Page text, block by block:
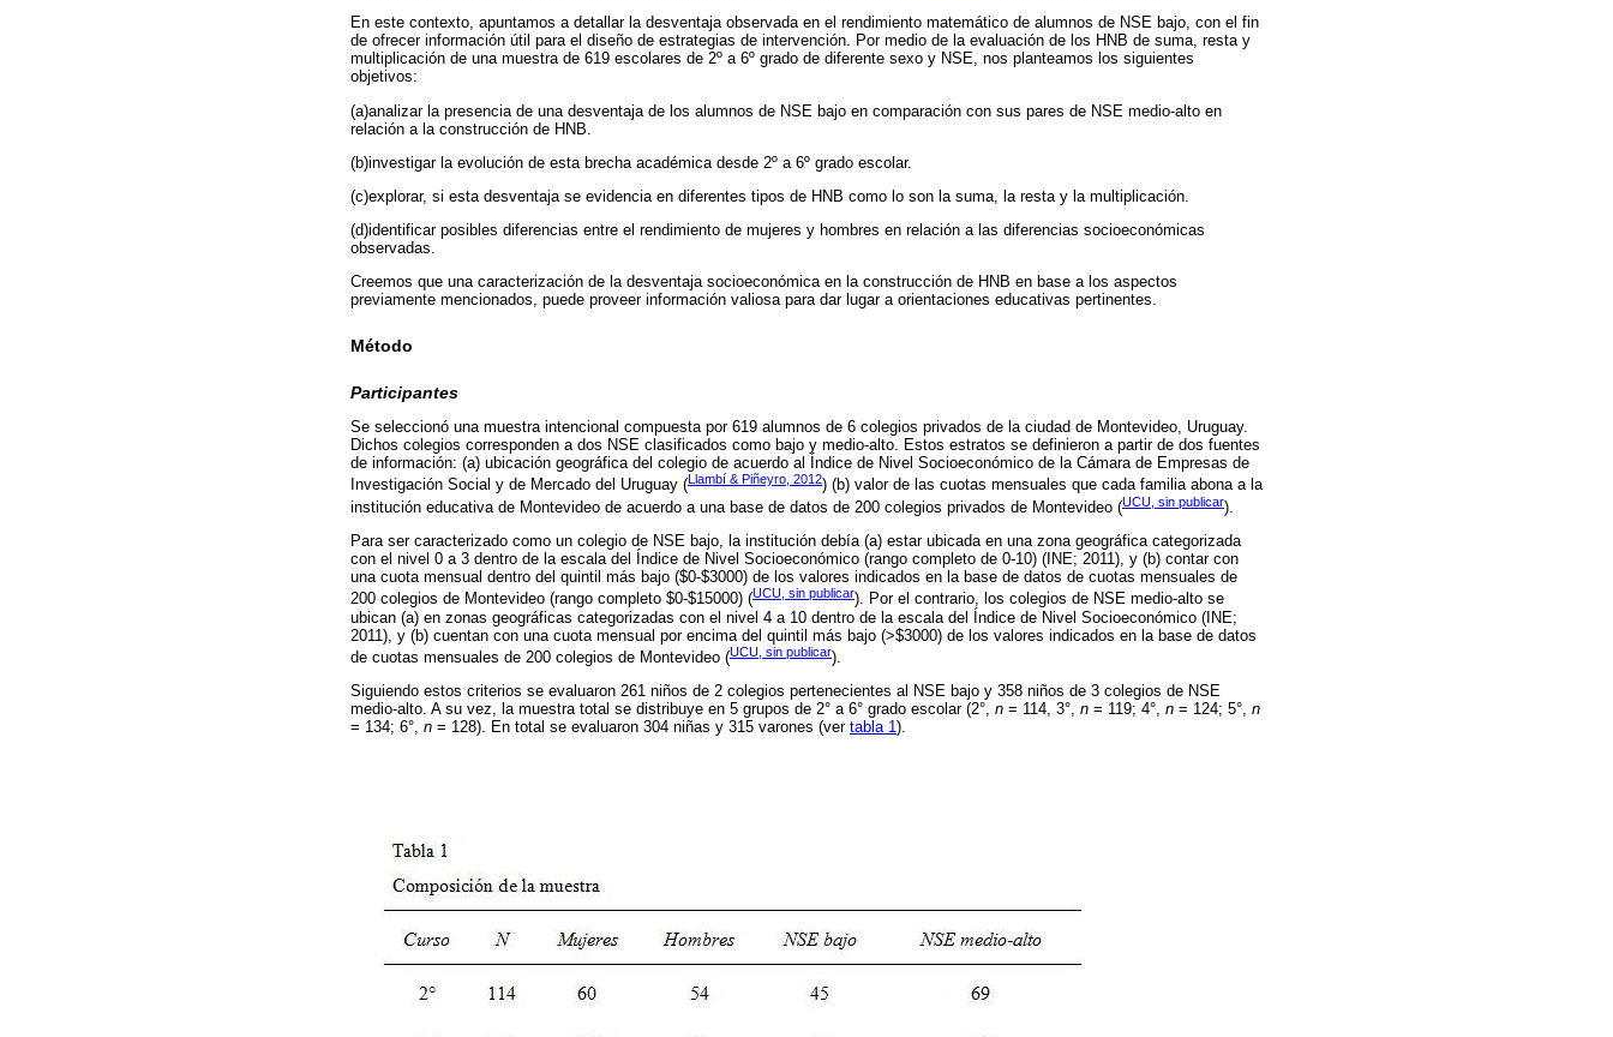
En este contexto, apuntamos a detallar la desventaja observada en el rendimiento matemático de alumnos de NSE bajo, con el fin
de ofrecer información útil para el diseño de estrategias de intervención. Por medio de la evaluación de los HNB de suma, resta y
multiplicación de una muestra de 619 escolares de 2º a 6º grado de diferente sexo y NSE, nos planteamos los siguientes
objetivos:
(a)analizar la presencia de una desventaja de los alumnos de NSE bajo en comparación con sus pares de NSE medio-alto en
relación a la construcción de HNB.
(b)investigar la evolución de esta brecha académica desde 2º a 6º grado escolar.
(c)explorar, si esta desventaja se evidencia en diferentes tipos de HNB como lo son la suma, la resta y la multiplicación.
(d)identificar posibles diferencias entre el rendimiento de mujeres y hombres en relación a las diferencias socioeconómicas
observadas.
Creemos que una caracterización de la desventaja socioeconómica en la construcción de HNB en base a los aspectos
previamente mencionados, puede proveer información valiosa para dar lugar a orientaciones educativas pertinentes.
Método
Participantes
Se seleccionó una muestra intencional compuesta por 619 alumnos de 6 colegios privados de la ciudad de Montevideo, Uruguay.
Dichos colegios corresponden a dos NSE clasificados como bajo y medio-alto. Estos estratos se definieron a partir de dos fuentes
de información: (a) ubicación geográfica del colegio de acuerdo al Índice de Nivel Socioeconómico de la Cámara de Empresas de
Investigación Social y de Mercado del Uruguay (Llambí & Piñeyro, 2012) (b) valor de las cuotas mensuales que cada familia abona a la
institución educativa de Montevideo de acuerdo a una base de datos de 200 colegios privados de Montevideo (UCU, sin publicar).
Para ser caracterizado como un colegio de NSE bajo, la institución debía (a) estar ubicada en una zona geográfica categorizada
con el nivel 0 a 3 dentro de la escala del Índice de Nivel Socioeconómico (rango completo de 0-10) (INE; 2011), y (b) contar con
una cuota mensual dentro del quintil más bajo ($0-$3000) de los valores indicados en la base de datos de cuotas mensuales de
200 colegios de Montevideo (rango completo $0-$15000) (UCU, sin publicar). Por el contrario, los colegios de NSE medio-alto se
ubican (a) en zonas geográficas categorizadas con el nivel 4 a 10 dentro de la escala del Índice de Nivel Socioeconómico (INE;
2011), y (b) cuentan con una cuota mensual por encima del quintil más bajo (>$3000) de los valores indicados en la base de datos
de cuotas mensuales de 200 colegios de Montevideo (UCU, sin publicar).
Siguiendo estos criterios se evaluaron 261 niños de 2 colegios pertenecientes al NSE bajo y 358 niños de 3 colegios de NSE
medio-alto. A su vez, la muestra total se distribuye en 5 grupos de 2° a 6° grado escolar (2°, n = 114, 3°, n = 119; 4°, n = 124; 5°, n
= 134; 6°, n = 128). En total se evaluaron 304 niñas y 315 varones (ver tabla 1).